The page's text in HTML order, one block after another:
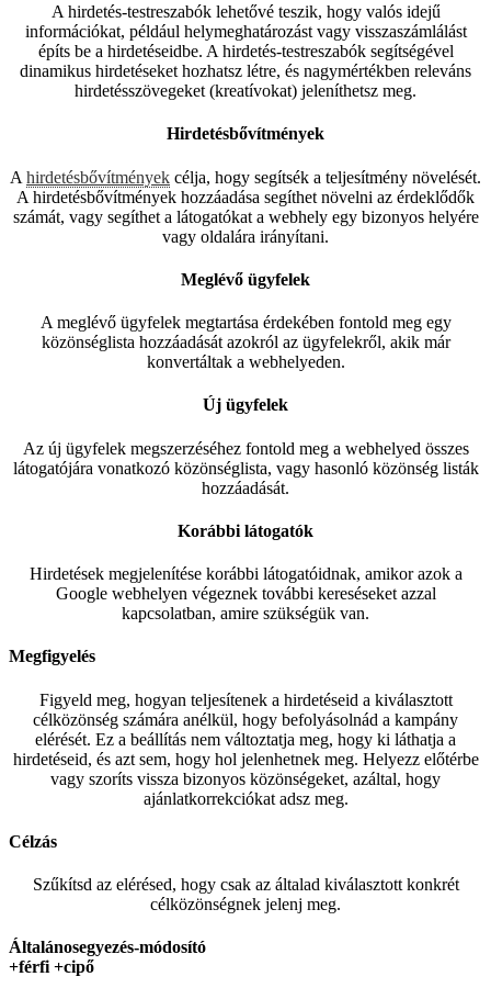
A hirdetés-testreszabók lehetővé teszik, hogy valós idejű
információkat, például helymeghatározást vagy visszaszámlálást
építs be a hirdetéseidbe. A hirdetés-testreszabók segítségével
dinamikus hirdetéseket hozhatsz létre, és nagymértékben releváns
hirdetésszövegeket (kreatívokat) jeleníthetsz meg.
Hirdetésbővítmények
A hirdetésbővítmények célja, hogy segítsék a teljesítmény növelését.
A hirdetésbővítmények hozzáadása segíthet növelni az érdeklődők
számát, vagy segíthet a látogatókat a webhely egy bizonyos helyére
vagy oldalára irányítani.
Meglévő ügyfelek
A meglévő ügyfelek megtartása érdekében fontold meg egy
közönséglista hozzáadását azokról az ügyfelekről, akik már
konvertáltak a webhelyeden.
Új ügyfelek
Az új ügyfelek megszerzéséhez fontold meg a webhelyed összes
látogatójára vonatkozó közönséglista, vagy hasonló közönség listák
hozzáadását.
Korábbi látogatók
Hirdetések megjelenítése korábbi látogatóidnak, amikor azok a
Google webhelyen végeznek további kereséseket azzal
kapcsolatban, amire szükségük van.
Megfigyelés
Figyeld meg, hogyan teljesítenek a hirdetéseid a kiválasztott
célközönség számára anélkül, hogy befolyásolnád a kampány
elérését. Ez a beállítás nem változtatja meg, hogy ki láthatja a
hirdetéseid, és azt sem, hogy hol jelenhetnek meg. Helyezz előtérbe
vagy szoríts vissza bizonyos közönségeket, azáltal, hogy
ajánlatkorrekciókat adsz meg.
Célzás
Szűkítsd az elérésed, hogy csak az általad kiválasztott konkrét
célközönségnek jelenj meg.
Általánosegyezés-módosító
+férfi +cipő